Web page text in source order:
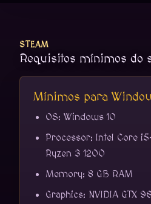
STEAM
Requisitos mínimos do
Mínimos para
OS: Windows 10
Processor: Intel Core
Ryzen 3 1200
Memory: 8 GB RAM
Graphics: NVIDIA GTX